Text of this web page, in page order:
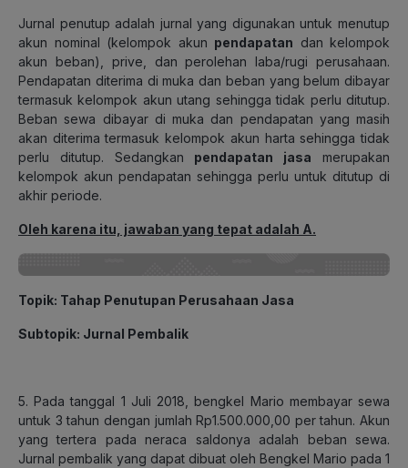
Jurnal penutup adalah jurnal yang digunakan untuk menutup
akun nominal (kelompok akun pendapatan dan kelompok
akun beban), prive, dan perolehan laba/rugi perusahaan.
Pendapatan diterima di muka dan beban yang belum dibayar
termasuk kelompok akun utang sehingga tidak perlu ditutup.
Beban sewa dibayar di muka dan pendapatan yang masih
akan diterima termasuk kelompok akun harta sehingga tidak
perlu ditutup. Sedangkan pendapatan jasa merupakan
kelompok akun pendapatan sehingga perlu untuk ditutup di
akhir periode.
Oleh karena itu, jawaban yang tepat adalah A.
Topik: Tahap Penutupan Perusahaan Jasa
Subtopik: Jurnal Pembalik
5. Pada tanggal 1 Juli 2018, bengkel Mario membayar sewa
untuk 3 tahun dengan jumlah Rp1.500.000,00 per tahun. Akun
yang tertera pada neraca saldonya adalah beban sewa.
Jurnal pembalik yang dapat dibuat oleh Bengkel Mario pada 1